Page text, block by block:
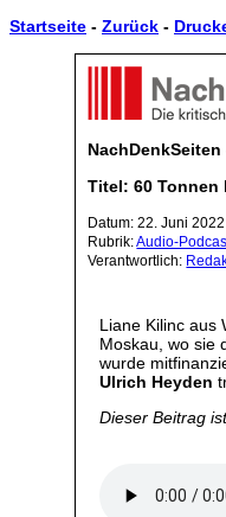
Startseite - Zurück -
Titel: 60
Datum: 22. Juni
Rubrik:Audio-
Verantwortlich:
Liane Kilinc aus
Moskau, wo sie
wurde
Ulrich Heyden
Dieser Beitrag